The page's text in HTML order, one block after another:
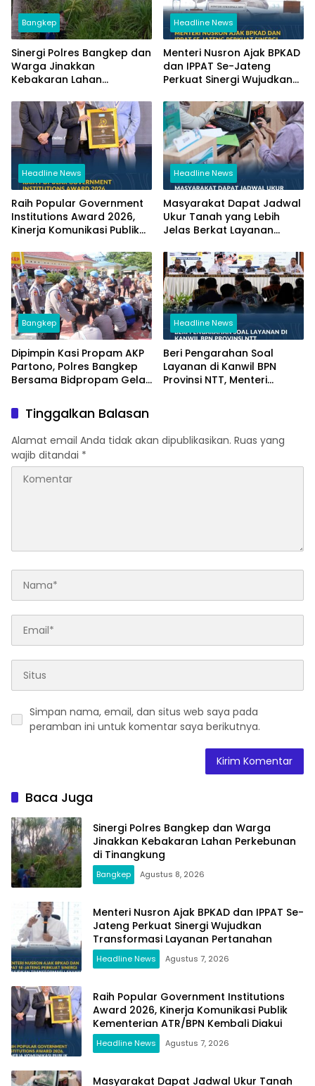
Bangkep
Sinergi Polres Bangkep dan
Warga Jinakkan
Kebakaran Lahan
Headline News
Menteri Nusron Ajak BPKAD
dan IPPAT Se-Jateng
Perkuat Sinergi Wujudkan
Pertanahan
Headline News
Raih Popular Government
Institutions Award 2026,
Kinerja Komunikasi Publik
Kembali Diakui
Headline News
Masyarakat Dapat Jadwal
Ukur Tanah yang Lebih
Jelas Berkat Layanan
Bangkep
Dipimpin Kasi Propam AKP
Partono, Polres Bangkep
Bersama Bidpropam Gelar
Headline News
Beri Pengarahan Soal
Layanan di Kanwil BPN
Provinsi NTT, Menteri
Tinggalkan Balasan
Alamat email Anda tidak akan dipublikasikan. Ruas yang
wajib ditandai *
Simpan nama, email, dan situs web saya pada
peramban ini untuk komentar saya berikutnya.
Baca Juga
Sinergi Polres Bangkep dan Warga
Jinakkan Kebakaran Lahan Perkebunan
di Tinangkung
Bangkep Agustus 8, 2026
Menteri Nusron Ajak BPKAD dan IPPAT Se-
Jateng Perkuat Sinergi Wujudkan
Transformasi Layanan Pertanahan
Headline News Agustus 7, 2026
Raih Popular Government Institutions
Award 2026, Kinerja Komunikasi Publik
Kementerian ATR/BPN Kembali Diakui
Headline News Agustus 7, 2026
Masyarakat Dapat Jadwal Ukur Tanah